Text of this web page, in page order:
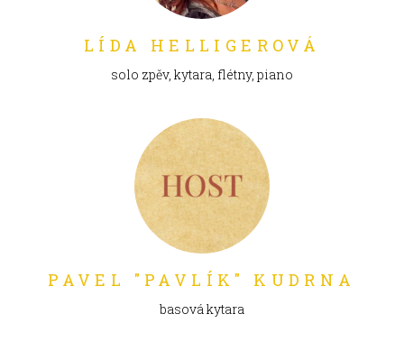
LÍDA HELLIGEROVÁ
solo zpěv, kytara, flétny, piano
PAVEL "PAVLÍK" KUDRNA
basová kytara